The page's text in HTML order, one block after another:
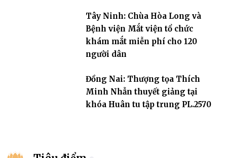
Tây Ninh: Chùa Hòa Long và
Bệnh viện Mắt viện tổ chức
khám mắt miễn phí cho 120
người dân
Đồng Nai: Thượng tọa Thích
Minh Nhẫn thuyết giảng tại
khóa Huân tu tập trung PL.2570